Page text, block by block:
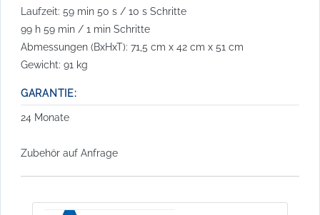
Laufzeit: 59 min 50 s / 10 s Schritte
99 h 59 min / 1 min Schritte
Abmessungen (BxHxT): 71,5 cm x 42 cm x 51 cm
Gewicht: 91 kg
GARANTIE:
24 Monate
Zubehör auf Anfrage